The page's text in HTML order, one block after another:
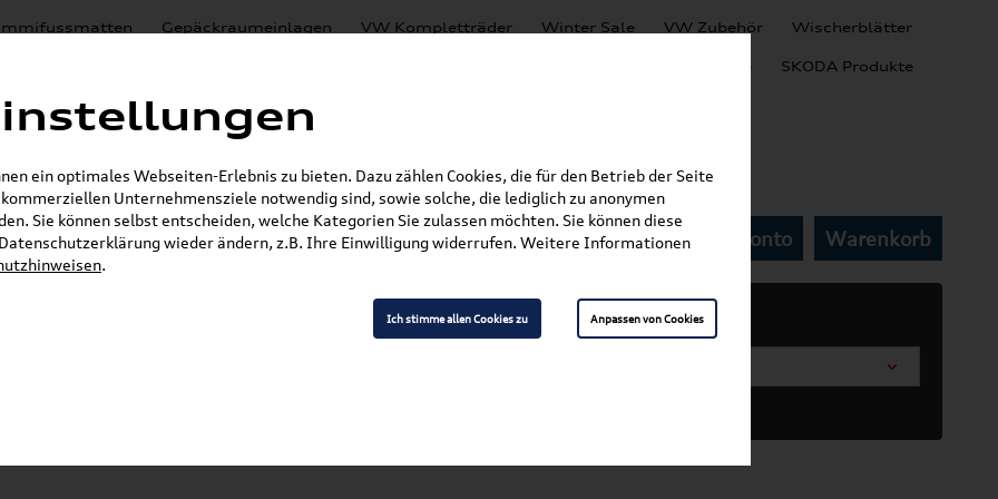
Gepäckraumeinlagen VW Kompletträder Winter Sale VW Zubehör Wischerblätter
SEAT Produkte SKODA Produkte
Lackierungen
E-Mail
Produkte » Nachrüstlösungen » Rückfahrkamera Mein Kundenkonto Warenkorb
ein optimales Webseiten-Erlebnis zu bieten. Dazu zählen Cookies, die für den Betrieb der Seite
Unternehmensziele notwendig sind, sowie solche, die lediglich zu anonymen
Sie können selbst entscheiden, welche Kategorien Sie zulassen möchten. Sie können diese
wieder ändern, z.B. Ihre Einwilligung widerrufen. Weitere Informationen
.
Ich stimme allen Cookies zu Anpassen von Cookies